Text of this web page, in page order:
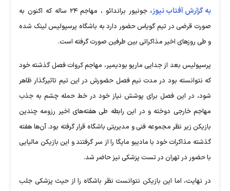
به گزارش آفتاب نیوز،
جونیور براندائو ، مهاجم ۲۴ ساله که اکنون به
صورت قرضی در تیم گویاس حضور دارد به باشگاه پرسپولیس لینک شده
و طی روز‌های اخیر مذاکراتی بین طرفین صورت گرفته است.
پرسپولیس بعد از جدایی ماریو بودیمیر، مهاجم کروات فصل گذشته خود
که نتوانسته بود در مدت نیم فصل حضورش در این تیم تاثیرگذار ظاهر
شود، در این فصل برای پوشش نیاز خود در خط حمله چشم به جذب
مهاجم خارجی دوخته و در این رابطه طی هفته‌های اخیر رزومه چندین
بازیکن زیر نظر مجموعه فنی و مدیریتی باشگاه قرار گرفته بود. آن‌ها هفته
گذشته مذاکرات خود با مادیبو مایگا را از سر گرفتند و این بازیکن مالیایی
با حضور در تهران در تست پزشکی نیز حاضر شد.
در نهایت، اما این بازیکن نتوانست نظر باشگاه را از حیث پزشکی جلب